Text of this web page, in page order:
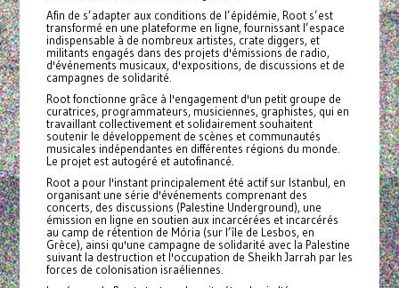
Afin de s’adapter aux conditions de l’épidémie, Root s’est
transformé en une plateforme en ligne, fournissant l’espace
indispensable à de nombreux artistes, crate diggers, et
militants engagés dans des projets d'émissions de radio,
d'événements musicaux, d'expositions, de discussions et de
campagnes de solidarité.
Root fonctionne grâce à l'engagement d'un petit groupe de
curatrices, programmateurs, musiciennes, graphistes, qui en
travaillant collectivement et solidairement souhaitent
soutenir le développement de scènes et communautés
musicales indépendantes en différentes régions du monde.
Le projet est autogéré et autofinancé.
Root a pour l'instant principalement été actif sur Istanbul, en
organisant une série d'événements comprenant des
concerts, des discussions (Palestine Underground), une
émission en ligne en soutien aux incarcérées et incarcérés
au camp de rétention de Mória (sur l’île de Lesbos, en
Grèce), ainsi qu'une campagne de solidarité avec la Palestine
suivant la destruction et l'occupation de Sheikh Jarrah par les
forces de colonisation israéliennes.